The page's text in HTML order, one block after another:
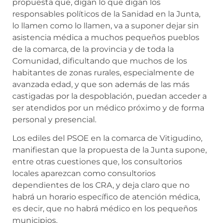
propuesta que, digan lo que digan los
responsables políticos de la Sanidad en la Junta,
lo llamen como lo llamen, va a suponer dejar sin
asistencia médica a muchos pequeños pueblos
de la comarca, de la provincia y de toda la
Comunidad, dificultando que muchos de los
habitantes de zonas rurales, especialmente de
avanzada edad, y que son además de las más
castigadas por la despoblación, puedan acceder a
ser atendidos por un médico próximo y de forma
personal y presencial.
Los ediles del PSOE en la comarca de Vitigudino,
manifiestan que la propuesta de la Junta supone,
entre otras cuestiones que, los consultorios
locales aparezcan como consultorios
dependientes de los CRA, y deja claro que no
habrá un horario específico de atención médica,
es decir, que no habrá médico en los pequeños
municipios.